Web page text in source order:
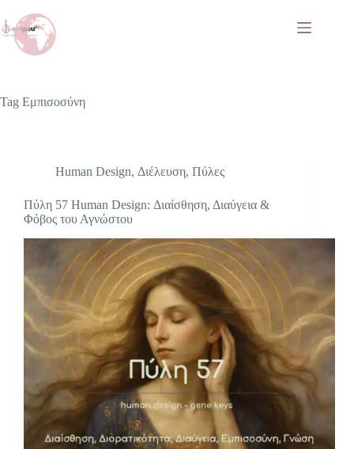
Tag Εμπισοσύνη
Human Design, Διέλευση, Πύλες
Πύλη 57 Human Design: Διαίσθηση, Διαύγεια &
Φόβος του Αγνώστου